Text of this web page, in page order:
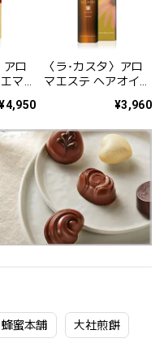
蜜本舗 大社煎餅
アロ
マル
（ヘ
〈ラ･カスタ〉アロ
マエステ ヘアオイル
¥3,960